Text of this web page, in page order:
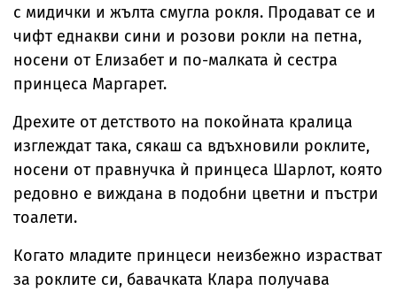
с мидички и жълта смугла рокля. Продават се и
чифт еднакви сини и розови рокли на петна,
носени от Елизабет и по-малката ѝ сестра
принцеса Маргарет.
Дрехите от детството на покойната кралица
изглеждат така, сякаш са вдъхновили роклите,
носени от правнучка ѝ принцеса Шарлот, която
редовно е виждана в подобни цветни и пъстри
тоалети.
Когато младите принцеси неизбежно израстват
за роклите си, бавачката Клара получава